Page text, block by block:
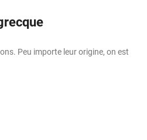
Peu importe leur origine, on est